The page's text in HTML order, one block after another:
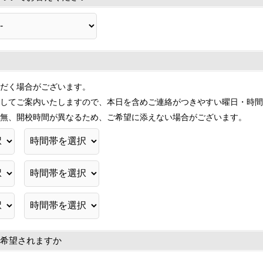
く場合がございます。
てご案内いたしますので、本日を含めご連絡がつきやすい曜日・時
、開校時間が異なるため、ご希望に添えない場合がございます。
望されますか